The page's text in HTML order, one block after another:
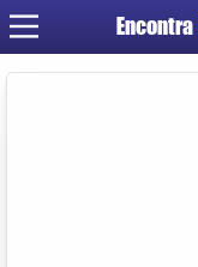
Encontra